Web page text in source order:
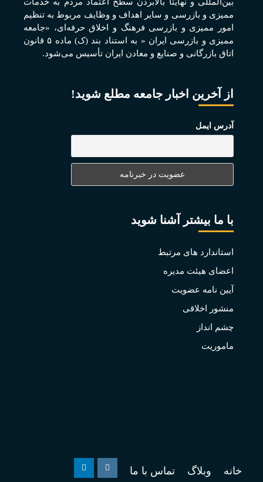
مميزی و بازرسی و ساير اهداف و وظايف مربوط به تنظيم
امور مميزی و بازرسی فرهنگ و اخلاق حرفه‌ای، «جامعه
مميزی و بازرسی ايران « به استناد بند (ک) ماده ۵ قانون
اتاق بازرگانی و صنايع و معادن ايران تأسيس می‌شود.
از آخرین اخبار جامعه مطلع شوید!
آدرس ایمل
با ما بیشتر آشنا شوید
استاندارد های مرتبط
اعضای هیئت مدیره
آیین نامه عضویت
منشور اخلاقی
چشم انداز
ماموریت
خانه وبلاگ تماس با ما Instagram
Linkedin